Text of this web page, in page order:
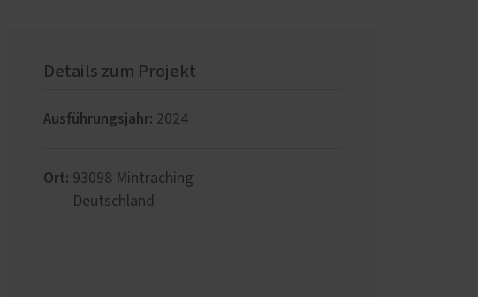
und
Fenstern und
Wintergarten-
Details zum Projekt
Ausführungsjahr: 2024
Ort: 93098 Mintraching
Deutschland